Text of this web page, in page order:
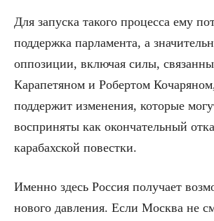
Для запуска такого процесса ему
поддержка парламента, а
оппозиции, включая силы,
Карапетяном и Робертом
поддержит изменения, которые
восприняты как окончательный
карабахской повестки.
Именно здесь Россия получает
нового давления. Если Москва не